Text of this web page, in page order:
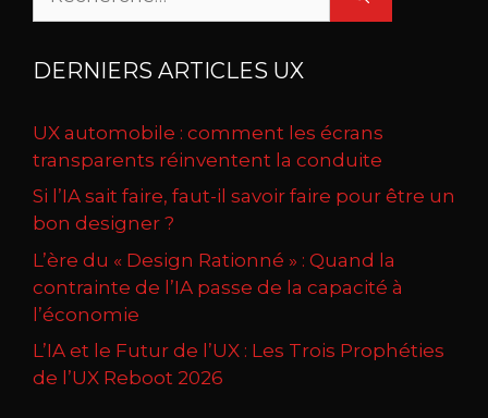
DERNIERS ARTICLES UX
UX automobile : comment les écrans
transparents réinventent la conduite
Si l’IA sait faire, faut-il savoir faire pour être un
bon designer ?
L’ère du « Design Rationné » : Quand la
contrainte de l’IA passe de la capacité à
l’économie
L’IA et le Futur de l’UX : Les Trois Prophéties
de l’UX Reboot 2026